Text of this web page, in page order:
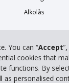
You can “Accept
cookies that
functions. By
as personalised
Alkolås